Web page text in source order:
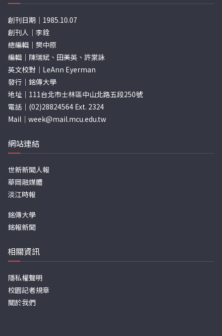
創刊日期｜1985.10.07
創刊人｜李銓
總編輯｜樊中原
編輯｜陳瑞斌、田美英、許棠詠
英文校對｜LeAnn Eyerman
發行｜銘傳大學
地址｜111台北市士林區中山北路五段250號
電話｜(02)28824564 Ext. 2324
Mail｜ week@mail.mcu.edu.tw
網站連結
世新新聞人報
華岡融媒體
淡江時報
銘傳大學
銘報新聞
相關資訊
隱私權聲明
校園記者規章
關於我們